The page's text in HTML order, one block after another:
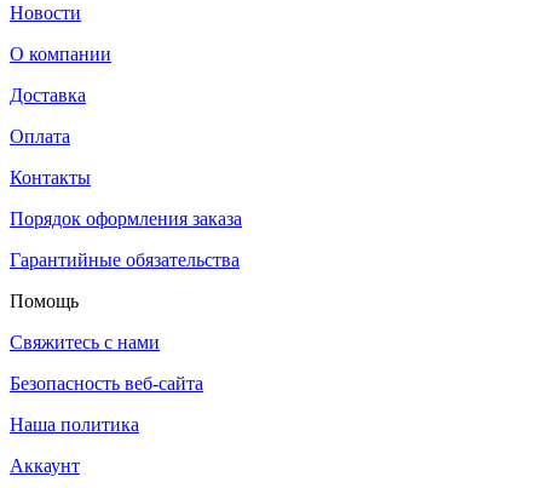
Новости
О компании
Доставка
Оплата
Контакты
Порядок оформления заказа
Гарантийные обязательства
Помощь
Свяжитесь с нами
Безопасность веб-сайта
Наша политика
Аккаунт